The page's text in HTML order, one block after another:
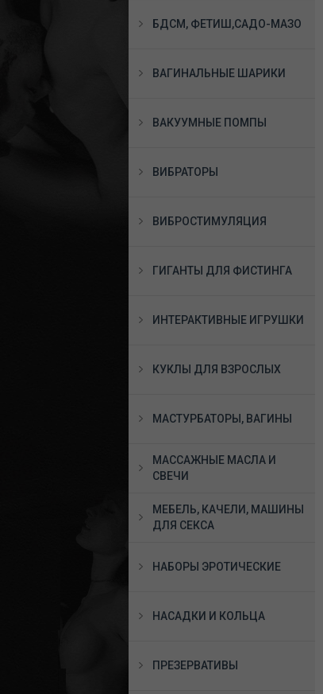
БДСМ, ФЕТИШ,САДО-МАЗО
ВАГИНАЛЬНЫЕ ШАРИКИ
ВАКУУМНЫЕ ПОМПЫ
ВИБРАТОРЫ
ВИБРОСТИМУЛЯЦИЯ
ГИГАНТЫ ДЛЯ ФИСТИНГА
ИНТЕРАКТИВНЫЕ ИГРУШКИ
КУКЛЫ ДЛЯ ВЗРОСЛЫХ
МАСТУРБАТОРЫ, ВАГИНЫ
МАССАЖНЫЕ МАСЛА И
СВЕЧИ
МЕБЕЛЬ, КАЧЕЛИ, МАШИНЫ
ДЛЯ СЕКСА
НАБОРЫ ЭРОТИЧЕСКИЕ
НАСАДКИ И КОЛЬЦА
ПРЕЗЕРВАТИВЫ